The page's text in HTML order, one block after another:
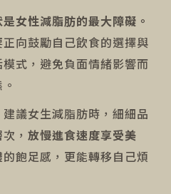
女性減脂肪的最大障礙。
向鼓勵自己飲食的選擇與
式，避免負面情緒影響而
議女生減脂肪時，細細品
， 放慢進食速度享受美
的飽足感，更能轉移自己煩